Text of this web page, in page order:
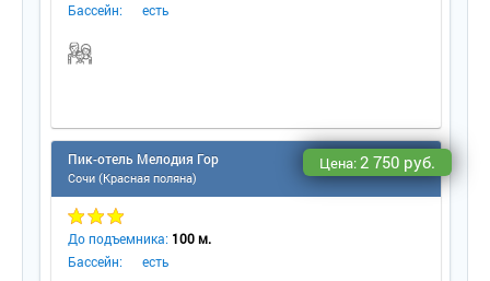
Бассейн:
есть
Пик-отель Мелодия Гор
Сочи (Красная поляна)
Цена:2 750 руб.
До подъемника: 100 м.
Бассейн:
есть